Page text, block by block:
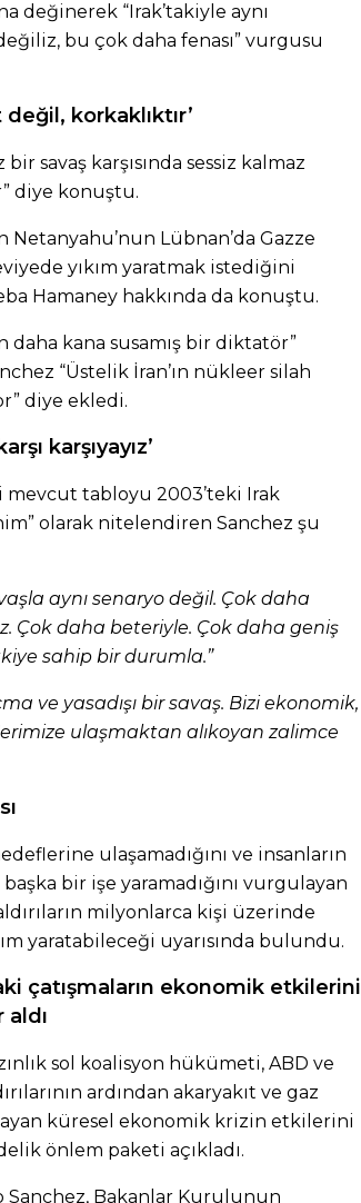
değinerek “Irak’takiyle aynı
bu çok daha fenası” vurgusu
korkaklıktır’
savaş karşısında sessiz kalmaz
diye konuştu.
Netanyahu’nun Lübnan’da Gazze
yıkım yaratmak istediğini
Hamaney hakkında da konuştu.
daha kana susamış bir diktatör”
“Üstelik İran’ın nükleer silah
diye ekledi.
karşıyayız’
mevcut tabloyu 2003’teki Irak
olarak nitelendiren Sanchez şu
aynı senaryo değil. Çok daha
Çok daha beteriyle. Çok daha geniş
sahip bir durumla.”
ve yasadışı bir savaş. Bizi ekonomik,
ulaşmaktan alıkoyan zalimce
ulaşamadığını ve insanların
bir işe yaramadığını vurgulayan
milyonlarca kişi üzerinde
yaratabileceği uyarısında bulundu.
çatışmaların ekonomik etkilerini
sol koalisyon hükümeti, ABD ve
ardından akaryakıt ve gaz
küresel ekonomik krizin etkilerini
önlem paketi açıkladı.
Sanchez, Bakanlar Kurulunun